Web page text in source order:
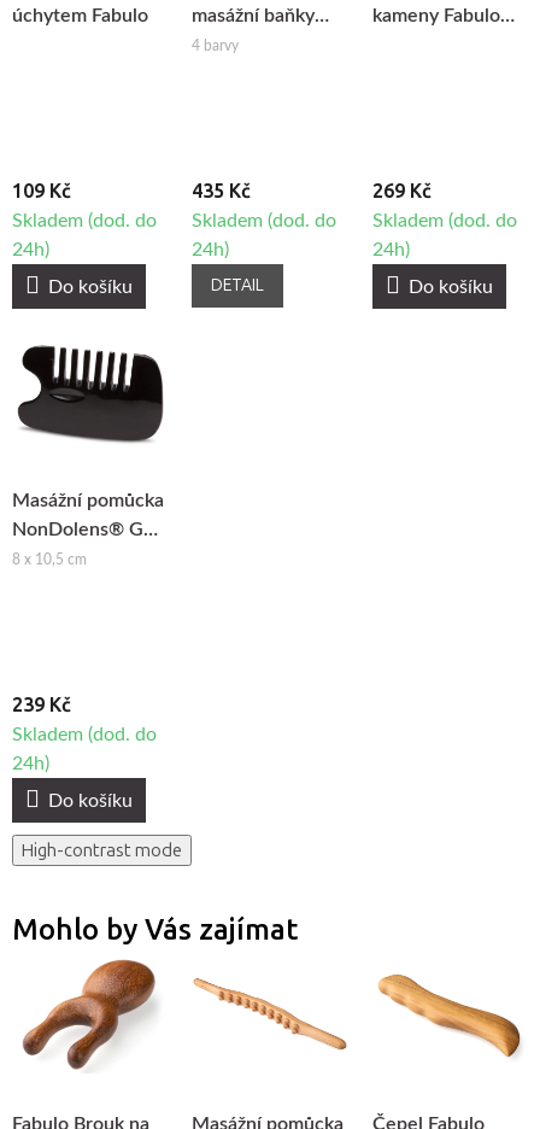
úchytem Fabulo
109 Kč
Skladem (dod. do
24h)
Do košíku
masážní baňky
Fabulo Mushroom
4 barvy
435 Kč
Skladem (dod. do
24h)
DETAIL
kameny Fabulo
269 Kč
Skladem (dod. do
24h)
Do košíku
Masážní pomůcka
NonDolens® Gua
Sha hřeben -
8 x 10,5 cm
239 Kč
Skladem (dod. do
24h)
Do košíku
High-contrast mode
Mohlo by Vás zajímat
Fabulo Brouk na Masážní pomůcka Čepel Fabulo